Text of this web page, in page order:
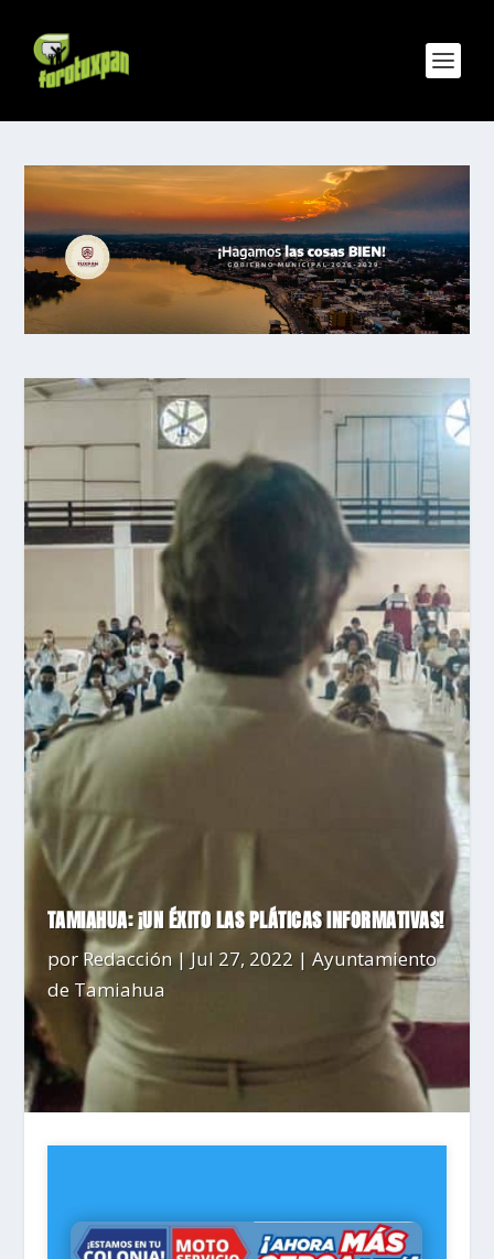
TAMIAHUA: ¡UN ÉXITO LAS PLÁTICAS INFORMATIVAS!
por Redacción|Jul 27, 2022 | Ayuntamiento
de Tamiahua